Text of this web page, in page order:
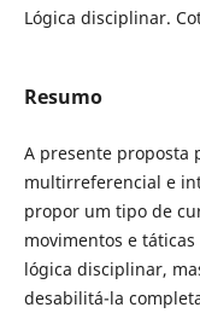
Lógica disciplinar.
Resumo
A presente proposta
multirreferencial e
propor um tipo de
movimentos e
lógica disciplinar,
desabilitá-la